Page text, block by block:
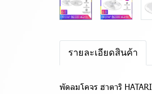
รายละเอียดสินค้า
พัดลมโคจร ฮาตาริ